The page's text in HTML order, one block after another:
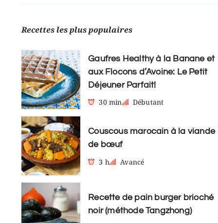
Recettes les plus populaires
Gaufres Healthy à la Banane et
aux Flocons d’Avoine: Le Petit
Déjeuner Parfait!
30 min
Débutant
Couscous marocain à la viande
de bœuf
3 h
Avancé
Recette de pain burger brioché
noir (méthode Tangzhong)